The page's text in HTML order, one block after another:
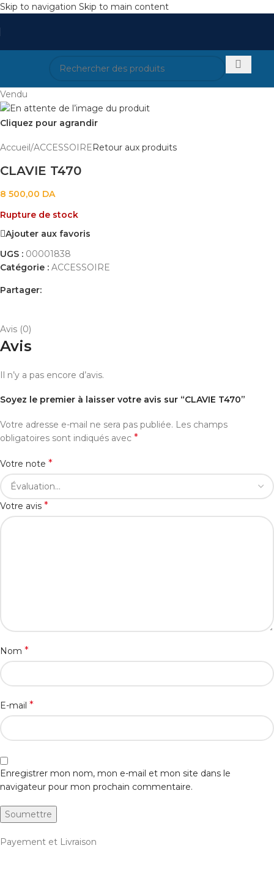
Skip to navigation Skip to main content
Vendu
Cliquez pour agrandir
Accueil /ACCESSOIRE Retour aux produits
CLAVIE T470
8 500,00 DA
Rupture de stock
Ajouter aux favoris
UGS : 00001838
Catégorie : ACCESSOIRE
Partager:
Avis (0)
Avis
Il n’y a pas encore d’avis.
Soyez le premier à laisser votre avis sur “CLAVIE T470”
Votre adresse e-mail ne sera pas publiée. Les champs
obligatoires sont indiqués avec *
Votre note *
Votre avis *
Nom *
E-mail *
Enregistrer mon nom, mon e-mail et mon site dans le
navigateur pour mon prochain commentaire.
Payement et Livraison